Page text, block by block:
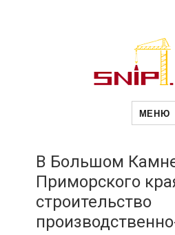
МЕНЮ
В Большом
Приморского
строительство